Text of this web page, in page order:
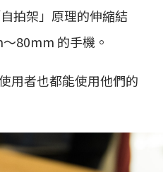
拍架」原理的伸縮結
80mm 的手機。
用者也都能使用他們的